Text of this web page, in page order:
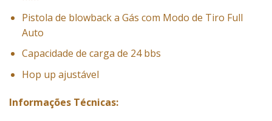
Pistola de blowback a Gás com Modo de Tiro Full
Auto
Capacidade de carga de 24 bbs
Hop up ajustável
Informações Técnicas: